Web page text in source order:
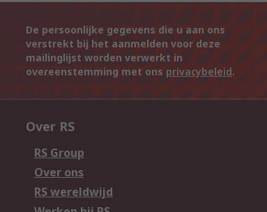
De persoonlijke gegevens die u aan ons
verstrekt bij het aanmelden voor deze
mailinglijst worden verwerkt in
overeenstemming met ons privacybeleid.
Over RS
RS Group
Over ons
RS wereldwijd